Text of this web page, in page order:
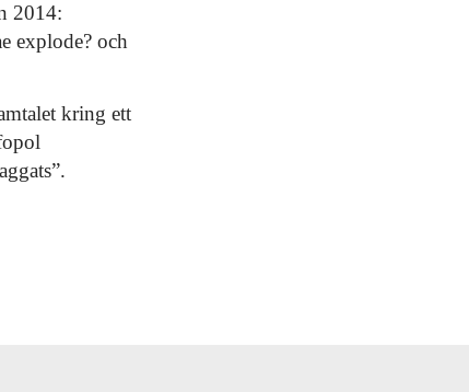
2014:
explode? och
kring ett